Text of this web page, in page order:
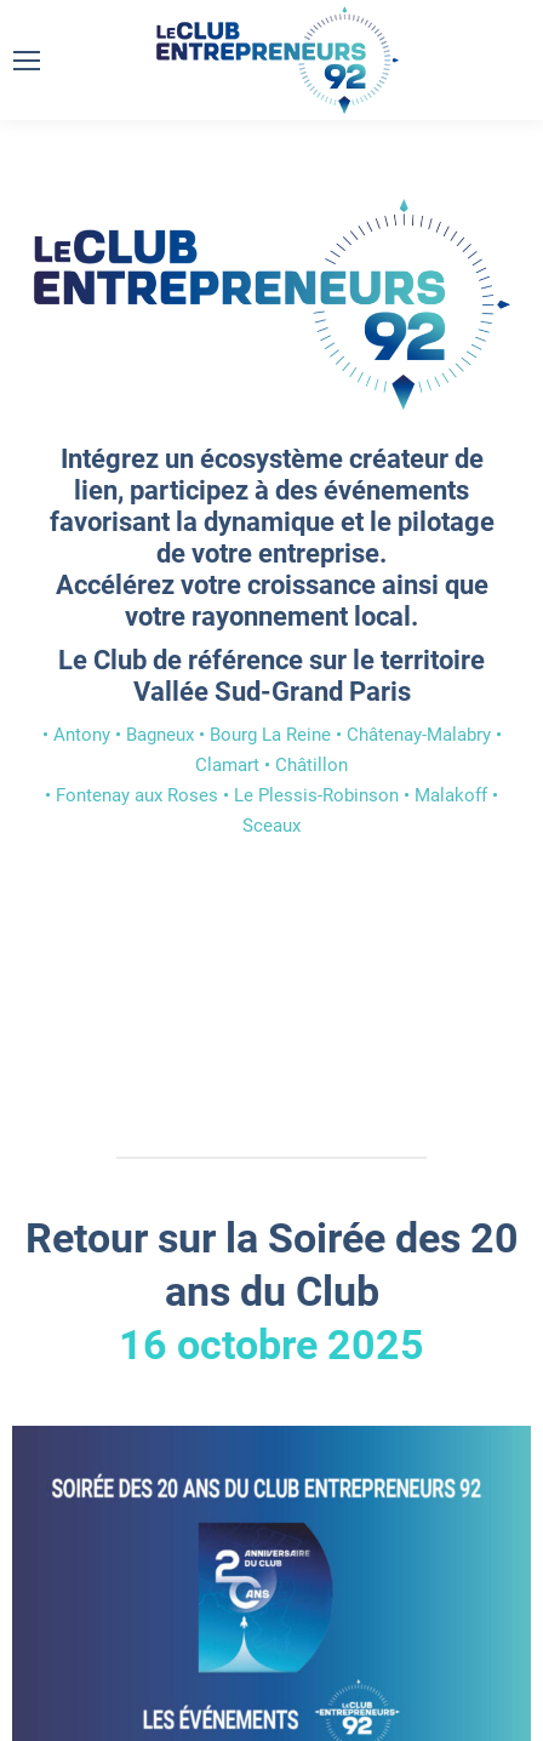
Intégrez un écosystème créateur de
lien, participez à des événements
favorisant la dynamique et le pilotage
de votre entreprise.
Accélérez votre croissance ainsi que
votre rayonnement local.
Le Club de référence sur le territoire
Vallée Sud-Grand Paris
• Antony • Bagneux • Bourg La Reine • Châtenay-Malabry •
Clamart • Châtillon
• Fontenay aux Roses • Le Plessis-Robinson • Malakoff •
Sceaux
Retour sur la Soirée des 20
ans du Club
16 octobre 2025